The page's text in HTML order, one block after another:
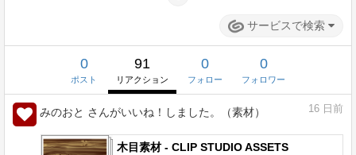
サービスで検索
0
ポスト
91
リアクション
0
フォロー
0
フォロワー
みのおと さんがいいね！しました。（素材） 16 日前
木目素材 - CLIP STUDIO ASSETS